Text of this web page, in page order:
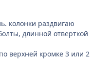
колонки раздвигаю
длинной отверткой
верхней кромке 3 или 2